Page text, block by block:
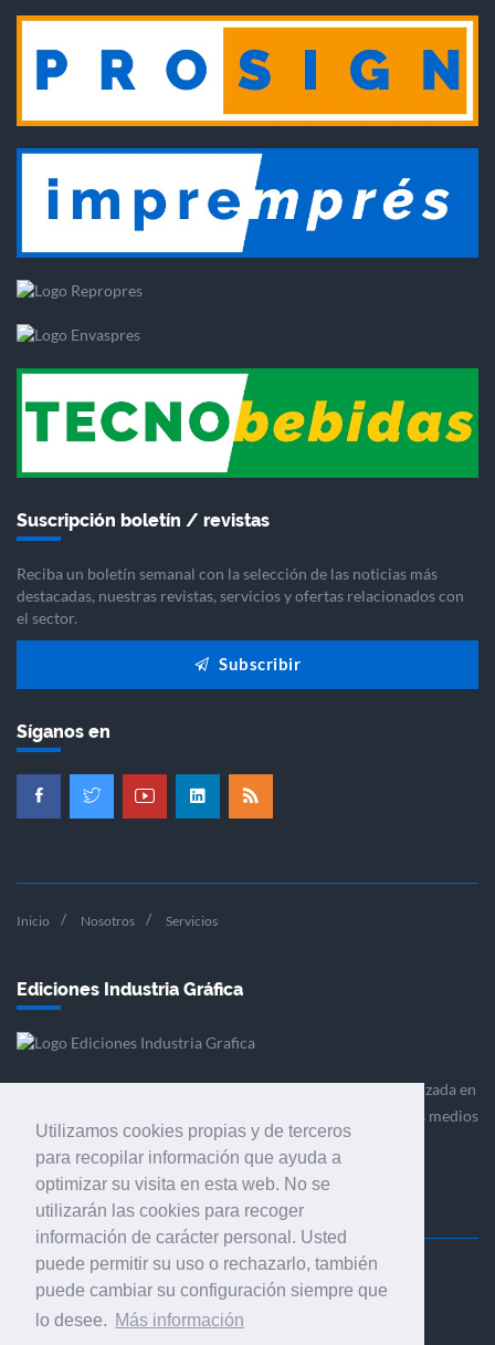
Utilizamos cookies propias y de terceros
para recopilar información que ayuda a
optimizar su visita en esta web. No se
utilizarán las cookies para recoger
información de carácter personal. Usted
puede permitir su uso o rechazarlo, también
puede cambiar su configuración siempre que
lo desee. Más información
Suscripción boletín / revistas
Reciba un boletín semanal con la selección de las noticias más
destacadas, nuestras revistas, servicios y ofertas relacionados con
el sector.
Subscribir
Síganos en
Inicio Nosotros Servicios
Ediciones Industria Gráfica
Ediciones Industria Gráfica es una empresa editora especializada en
el mercado de la comunicación gráfica que engloba diversos medios
profesionales especializados en el mercado gráfico, la
comunicación visual y el envasado.
Ediciones Industria Gráfica, S.C.P.
Calle Fluvià 257, bajos, 08020 Barcelona (España)